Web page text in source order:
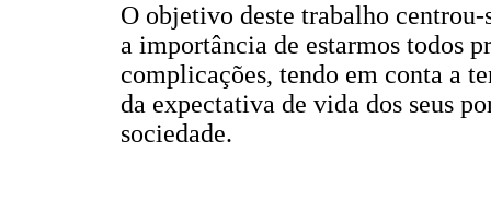
O objetivo deste trabalho
a importância de estarmos todos
complicações, tendo em conta a
da expectativa de vida dos seus
sociedade.